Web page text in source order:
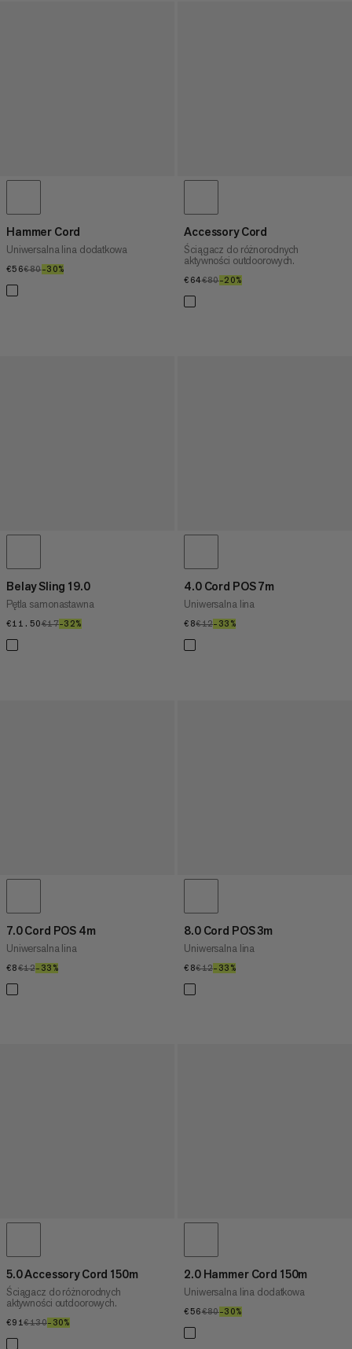
Hammer Cord
Uniwersalna lina dodatkowa
€56€56
€80€80
–30%
Accessory Cord
Ściągacz do różnorodnych
aktywności outdoorowych.
€64€64
€80€80
–20%
Belay Sling 19.0
Pętla samonastawna
€11.50€11.50
€17€17
–32%
4.0 Cord POS 7m
Uniwersalna lina
€8€8
€12€12
–33%
7.0 Cord POS 4m
Uniwersalna lina
€8€8
€12€12
–33%33%
8.0 Cord POS 3m
Uniwersalna lina
€8€8
€12€12
–33%
5.0 Accessory Cord 150m
Ściągacz do różnorodnych
aktywności outdoorowych.
€91€91
€130€130
–30%
2.0 Hammer Cord 150m
Uniwersalna lina dodatkowa
€56€56
€80€80
–30%